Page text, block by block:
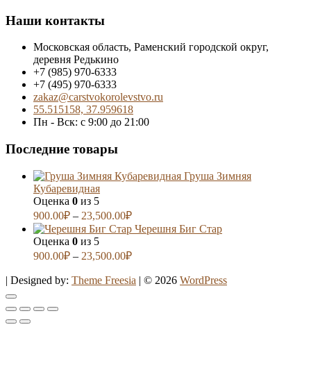
Наши контакты
Московская область, Раменский городской округ,
деревня Редькино
+7 (985) 970-6333
+7 (495) 970-6333
zakaz@carstvokorolevstvo.ru
55.515158, 37.959618
Пн - Вск: с 9:00 до 21:00
Последние товары
Груша Зимняя
Кубаревидная
Оценка 0 из 5
900.00₽ – 23,500.00₽
Черешня Биг Стар
Оценка 0 из 5
900.00₽ – 23,500.00₽
| Designed by: Theme Freesia | © 2026 WordPress
Go
to
top